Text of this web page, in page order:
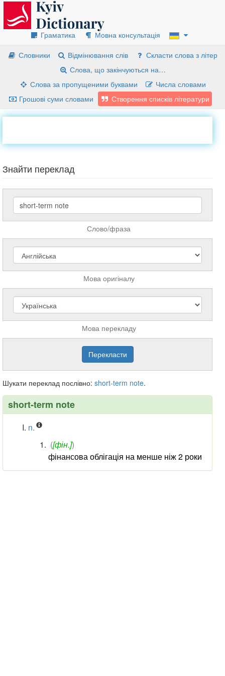
Граматика
Мовна консультація
Словники
Відмінювання слів
Скласти слова з літер
Слова, що закінчуються на…
Слова за пропущеними буквами
Числа словами
Грошові суми словами
Створення списків літератури
Знайти переклад
Слово/фраза
Мова оригіналу
Мова перекладу
Шукати переклад послівно: short-term note.
short-term note
n.
([фін.])
фінансова облігація на менше ніж 2 роки